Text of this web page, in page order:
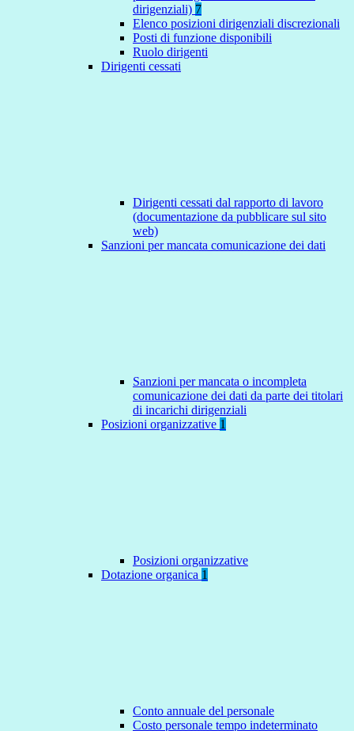
dirigenziali) 7
Elenco posizioni dirigenziali discrezionali
Posti di funzione disponibili
Ruolo dirigenti
Dirigenti cessati
Dirigenti cessati dal rapporto di lavoro
(documentazione da pubblicare sul sito
web)
Sanzioni per mancata comunicazione dei dati
Sanzioni per mancata o incompleta
comunicazione dei dati da parte dei titolari
di incarichi dirigenziali
Posizioni organizzative 1
Posizioni organizzative
Dotazione organica 1
Conto annuale del personale
Costo personale tempo indeterminato